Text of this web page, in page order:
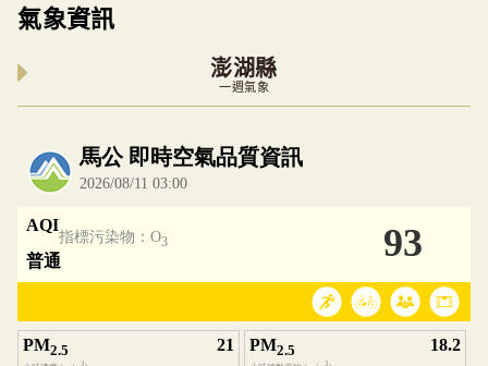
氣象資訊
澎湖縣
一週氣象
內嵌空氣品質小工具為視覺預覽，完整即時空